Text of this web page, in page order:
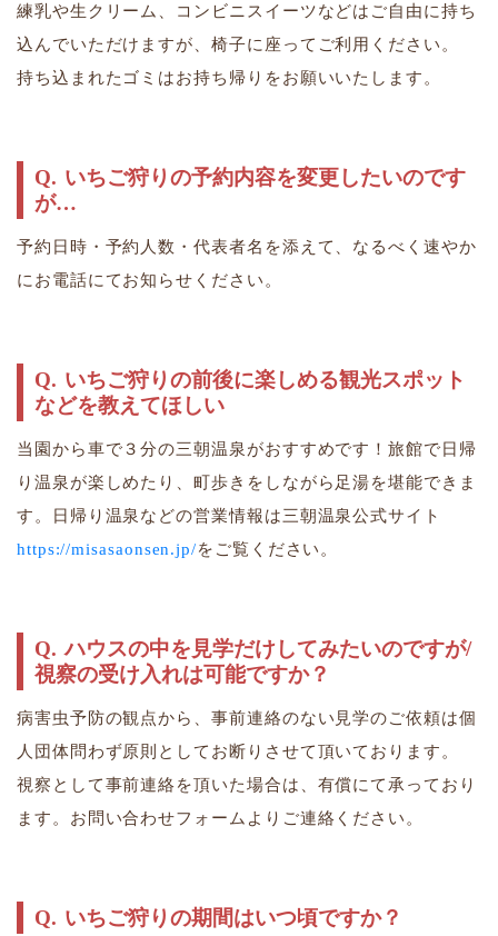
練乳や生クリーム、コンビニスイーツなどはご自由に持ち
込んでいただけますが、椅子に座ってご利用ください。
​​​​​​​持ち込まれたゴミはお持ち帰りをお願いいたします。
いちご狩りの予約内容を変更したいのです
が…
予約日時・予約人数・代表者名を添えて、なるべく速やか
にお電話にてお知らせください。
いちご狩りの前後に楽しめる観光スポット
などを教えてほしい
当園から車で３分の三朝温泉がおすすめです！旅館で日帰
り温泉が楽しめたり、町歩きをしながら足湯を堪能できま
す。日帰り温泉などの営業情報は三朝温泉公式サイト
https://misasaonsen.jp/をご覧ください。
ハウスの中を見学だけしてみたいのですが/
視察の受け入れは可能ですか？
病害虫予防の観点から、事前連絡のない見学のご依頼は個
人団体問わず原則としてお断りさせて頂いております。
​​​​​​​視察として事前連絡を頂いた場合は、有償にて承っており
ます。お問い合わせフォームよりご連絡ください。
いちご狩りの期間はいつ頃ですか？